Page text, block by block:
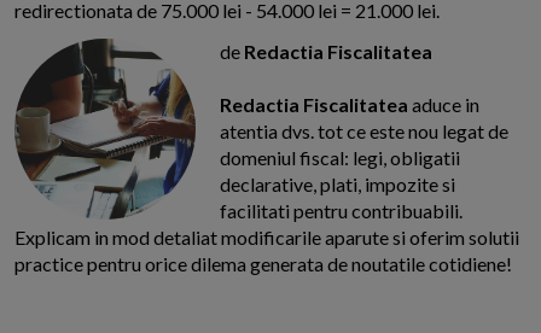
redirectionata de 75.000 lei - 54.000 lei = 21.000 lei.
de Redactia Fiscalitatea
Redactia Fiscalitatea aduce in
atentia dvs. tot ce este nou legat de
domeniul fiscal: legi, obligatii
declarative, plati, impozite si
facilitati pentru contribuabili.
Explicam in mod detaliat modificarile aparute si oferim solutii
practice pentru orice dilema generata de noutatile cotidiene!